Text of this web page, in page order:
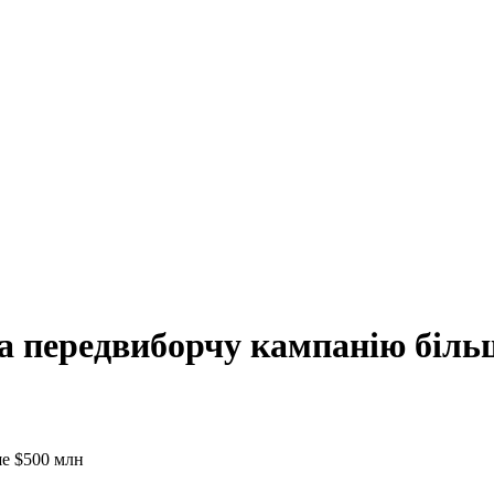
передвиборчу кампанію